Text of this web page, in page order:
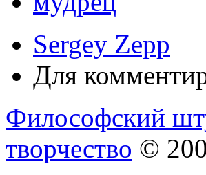
Sergey Zepp
Для
Философский
творчество ©